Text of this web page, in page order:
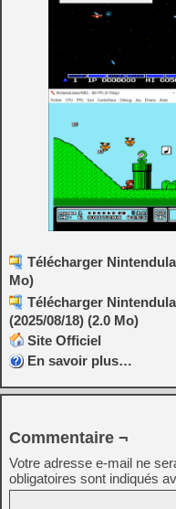
Télécharger
Mo)
Télécharger
(2025/08/18) (2.0 Mo)
Site Officiel
En savoir plus…
Commentaire ¬
Votre adresse e-mail ne
obligatoires sont indiqués